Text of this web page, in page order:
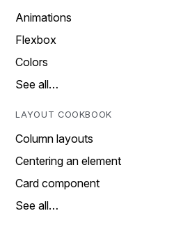
Animations
Flexbox
Colors
See all…
LAYOUT COOKBOOK
Column layouts
Centering an element
Card component
See all…